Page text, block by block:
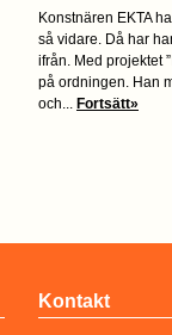
Konstnären EKTA
så vidare. Då har
ifrån. Med projektet
på ordningen. Han
och... Fortsätt»
Kontakt